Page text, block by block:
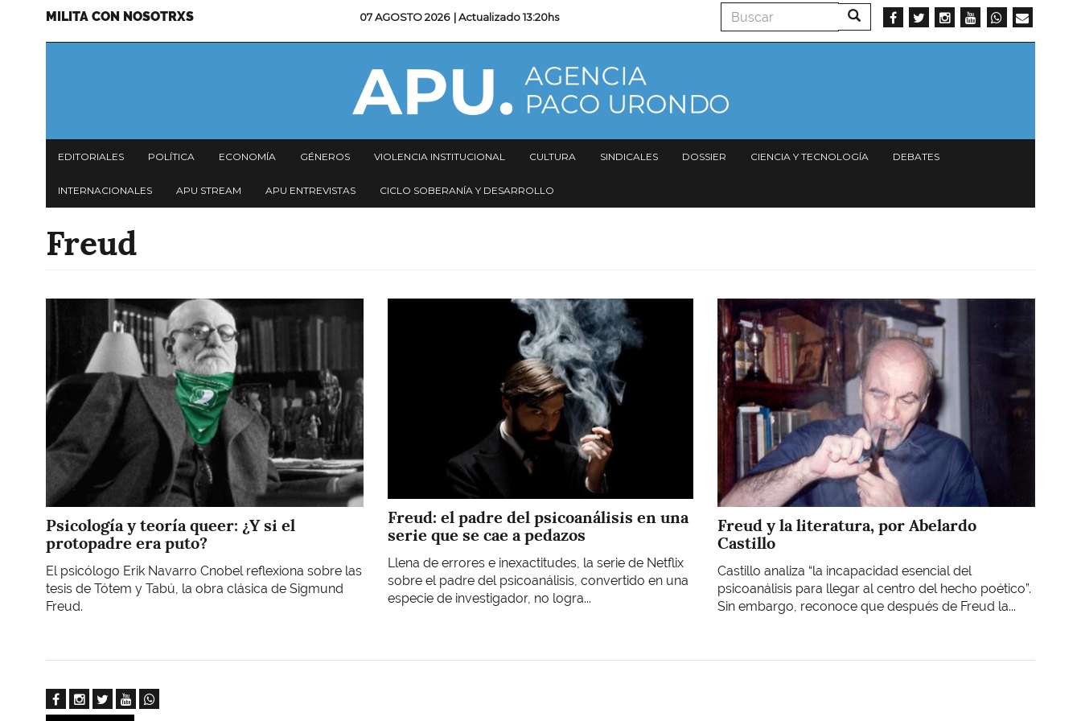
Menu
MILITA CON NOSOTRXS 07 AGOSTO 2026 | Actualizado13:20hs Buscar Buscar
Navegación
principal
EDITORIALES POLÍTICA ECONOMÍA GÉNEROS VIOLENCIA INSTITUCIONAL CULTURA SINDICALES DOSSIER CIENCIA Y TECNOLOGÍA DEBATES
INTERNACIONALES APU STREAM APU ENTREVISTAS CICLO SOBERANÍA Y DESARROLLO
Freud
Psicología y teoría queer: ¿Y si el
protopadre era puto?
El psicólogo Erik Navarro Cnobel reflexiona sobre las
tesis de Tótem y Tabú, la obra clásica de Sigmund
Freud.
Freud: el padre del psicoanálisis en una
serie que se cae a pedazos
Llena de errores e inexactitudes, la serie de Netflix
sobre el padre del psicoanálisis, convertido en una
especie de investigador, no logra...
Imagen
Freud y la literatura, por Abelardo
Castillo
Castillo analiza “la incapacidad esencial del
psicoanálisis para llegar al centro del hecho poético”.
Sin embargo, reconoce que después de Freud la...